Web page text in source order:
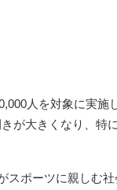
人を対象に実
が大きくなり、
スポーツに親しむ